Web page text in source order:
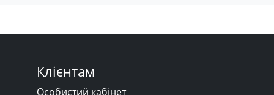
Клієнтам
Особистий кабінет